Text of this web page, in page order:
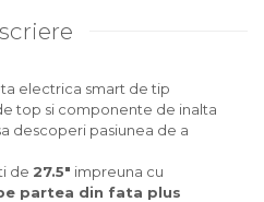
electrica smart de tip
top si componente de inalta
descoperi pasiunea de a
de 27.5" impreuna cu
partea din fata plus